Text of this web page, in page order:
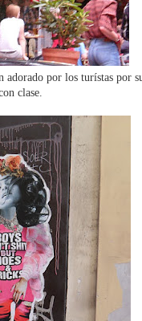
por los turístas por
clase.